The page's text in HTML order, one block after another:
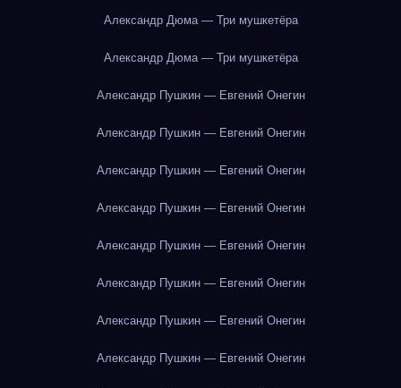
Александр Дюма — Три мушкетёра
Александр Дюма — Три мушкетёра
Александр Пушкин — Евгений Онегин
Александр Пушкин — Евгений Онегин
Александр Пушкин — Евгений Онегин
Александр Пушкин — Евгений Онегин
Александр Пушкин — Евгений Онегин
Александр Пушкин — Евгений Онегин
Александр Пушкин — Евгений Онегин
Александр Пушкин — Евгений Онегин